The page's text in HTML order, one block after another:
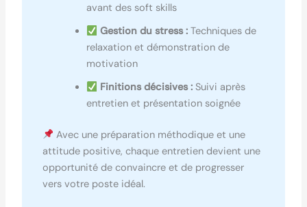
avant des soft skills
Gestion du stress : Techniques de
relaxation et démonstration de
motivation
Finitions décisives : Suivi après
entretien et présentation soignée
Avec une préparation méthodique et une
attitude positive, chaque entretien devient une
opportunité de convaincre et de progresser
vers votre poste idéal.